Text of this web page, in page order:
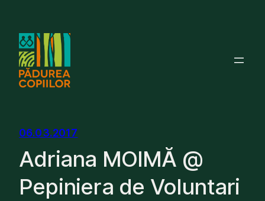
content
06.03.2017
Adriana MOIMĂ @
Pepiniera de Voluntari